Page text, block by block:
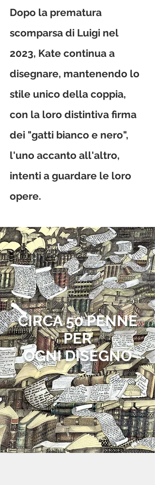
Dopo la prematura
scomparsa di Luigi nel
2023, Kate continua a
disegnare, mantenendo lo
stile unico della coppia,
con la loro distintiva firma
dei "gatti bianco e nero",
l'uno accanto all'altro,
intenti a guardare le loro
opere.
CIRCA 50 PENNE
PER
OGNI DISEGNO